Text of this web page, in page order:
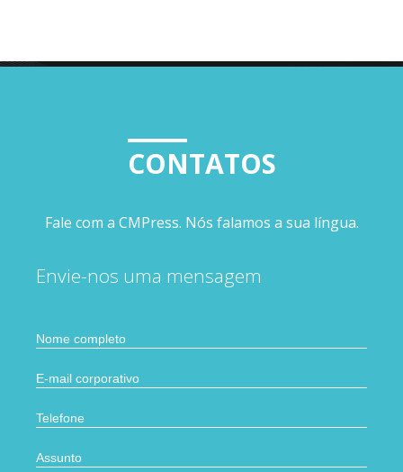
CONTATOS
Fale com a CMPress. Nós falamos a sua língua.
Envie-nos uma mensagem